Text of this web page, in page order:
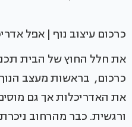
כרכום עיצוב נוף | אפל
את חלל החוץ של הבית
כרכום, בראשות מעצב
את האדריכלות אך גם
ורגשית. כבר מהרחוב